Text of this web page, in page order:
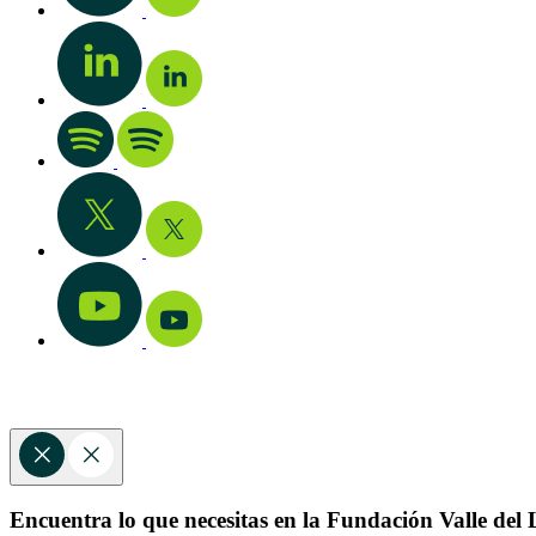
Encuentra lo que necesitas en la Fundación Valle del